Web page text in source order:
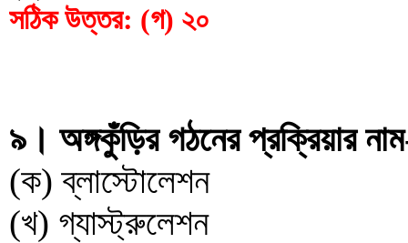
সঠিক উত্তর: (গ) ২০
৯। অঙ্গকুঁড়ির গঠনের প্রক্রিয়ার
(ক) ব্লাস্টোলেশন
(খ) গ্যাস্ট্রুলেশন